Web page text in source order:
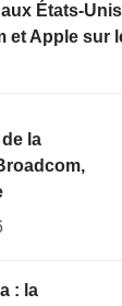
États-
et Apple sur
la
: la